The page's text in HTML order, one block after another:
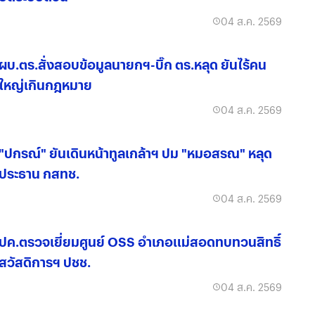
04 ส.ค. 2569
บ.ตร.สั่งสอบข้อมูลนายกฯ-บิ๊ก ตร.หลุด ยันไร้คน
หญ่เกินกฎหมาย
04 ส.ค. 2569
ปกรณ์" ยันเดินหน้าทูลเกล้าฯ ปม "หมอสรณ" หลุด
ระธาน กสทช.
04 ส.ค. 2569
ค.ตรวจเยี่ยมศูนย์ OSS อำเภอแม่สอดทบทวนสิทธิ์
วัสดิการฯ ปชช.
04 ส.ค. 2569